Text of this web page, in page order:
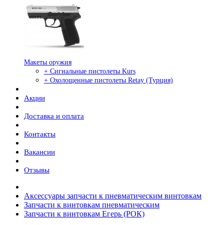
Макеты оружия
+ Сигнальные пистолеты Kurs
+ Охолощенные пистолеты Retay (Турция)
Акции
Доставка и оплата
Контакты
Вакансии
Отзывы
Аксессуары запчасти к пневматическим винтовкам
Запчасти к винтовкам пневматическим
Запчасти к винтовкам Егерь (РОК)